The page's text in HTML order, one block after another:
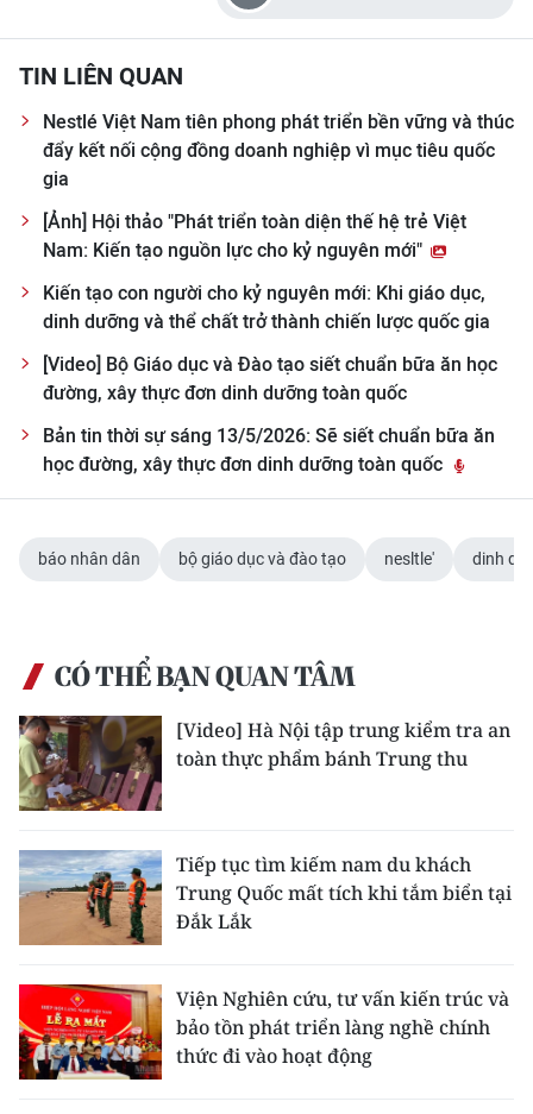
TIN LIÊN QUAN
Nestlé Việt Nam tiên phong phát triển bền vững và thúc
đẩy kết nối cộng đồng doanh nghiệp vì mục tiêu quốc
gia
[Ảnh] Hội thảo "Phát triển toàn diện thế hệ trẻ Việt
Nam: Kiến tạo nguồn lực cho kỷ nguyên mới"
Kiến tạo con người cho kỷ nguyên mới: Khi giáo dục,
dinh dưỡng và thể chất trở thành chiến lược quốc gia
[Video] Bộ Giáo dục và Đào tạo siết chuẩn bữa ăn học
đường, xây thực đơn dinh dưỡng toàn quốc
Bản tin thời sự sáng 13/5/2026: Sẽ siết chuẩn bữa ăn
học đường, xây thực đơn dinh dưỡng toàn quốc
báo nhân dân bộ giáo dục và đào tạo nesltle' dinh
CÓ THỂ BẠN QUAN TÂM
[Video] Hà Nội tập trung kiểm tra an
toàn thực phẩm bánh Trung thu
Tiếp tục tìm kiếm nam du khách
Trung Quốc mất tích khi tắm biển tại
Đắk Lắk
Viện Nghiên cứu, tư vấn kiến trúc và
bảo tồn phát triển làng nghề chính
thức đi vào hoạt động